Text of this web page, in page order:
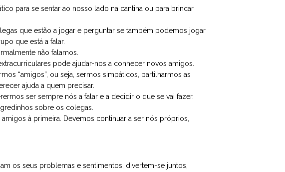
para se sentar ao nosso lado na cantina ou para brincar
que estão a jogar e perguntar se também podemos jogar
que está a falar.
não falamos.
pode ajudar-nos a conhecer novos amigos.
“amigos”, ou seja, sermos simpáticos, partilharmos as
ajuda a quem precisar.
ser sempre nós a falar e a decidir o que se vai fazer.
sobre os colegas.
à primeira. Devemos continuar a ser nós próprios,
os seus problemas e sentimentos, divertem-se juntos,